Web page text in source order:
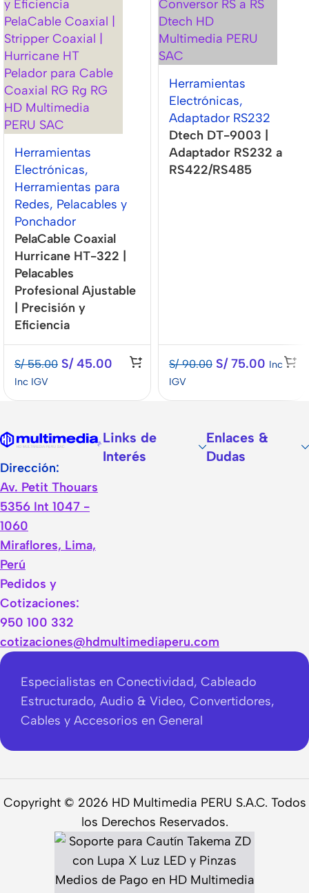
Herramientas
Electrónicas,
Herramientas para
Redes, Pelacables y
Ponchador
PelaCable Coaxial
Hurricane HT-322 |
Pelacables
Profesional Ajustable
| Precisión y
Eficiencia
S/55.00 S/45.00
Inc IGV
Herramientas
Electrónicas,
Adaptador RS232
Dtech DT-9003 |
Adaptador RS232 a
RS422/RS485
S/90.00 S/75.00 Inc
IGV
Dirección:
Av. Petit Thouars
5356 Int 1047 -
1060
Miraflores, Lima,
Perú
Pedidos y
Cotizaciones:
950 100 332
cotizaciones@hdmultimediaperu.com
Links de
Interés
Enlaces &
Dudas
Especialistas en Conectividad, Cableado
Estructurado, Audio & Video, Convertidores,
Cables y Accesorios en General
Copyright © 2026 HD Multimedia PERU S.A.C. Todos
los Derechos Reservados.